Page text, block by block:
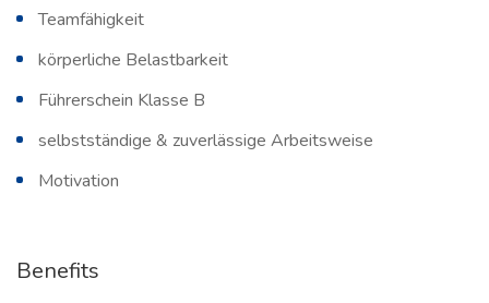
Teamfähigkeit
körperliche Belastbarkeit
Führerschein Klasse B
selbstständige & zuverlässige Arbeitsweise
Motivation
Benefits